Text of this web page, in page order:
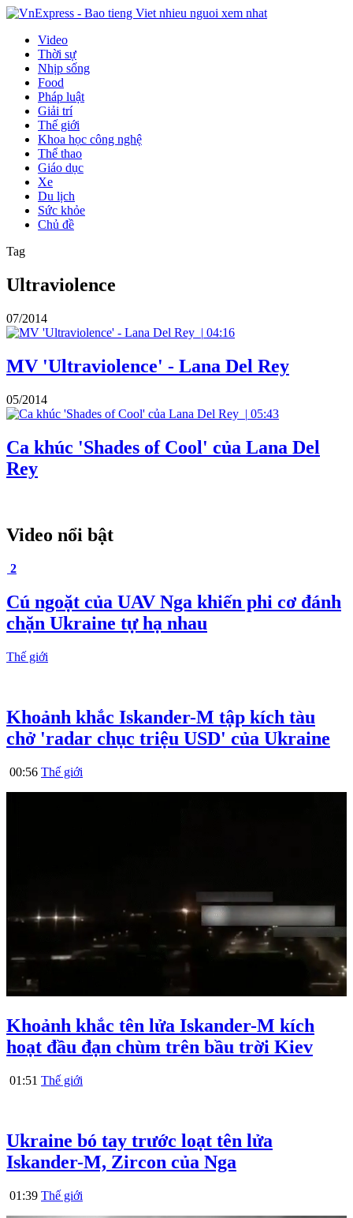
Video
Thời sự
Nhịp sống
Food
Pháp luật
Giải trí
Thế giới
Khoa học công nghệ
Thể thao
Giáo dục
Xe
Du lịch
Sức khỏe
Chủ đề
Tag
Ultraviolence
07/2014
| 04:16
MV 'Ultraviolence' - Lana Del Rey
05/2014
| 05:43
Ca khúc 'Shades of Cool' của Lana Del
Rey
Video nổi bật
2
Cú ngoặt của UAV Nga khiến phi cơ đánh
chặn Ukraine tự hạ nhau
Thế giới
Khoảnh khắc Iskander-M tập kích tàu
chở 'radar chục triệu USD' của Ukraine
00:56 Thế giới
Khoảnh khắc tên lửa Iskander-M kích
hoạt đầu đạn chùm trên bầu trời Kiev
01:51 Thế giới
Ukraine bó tay trước loạt tên lửa
Iskander-M, Zircon của Nga
01:39 Thế giới